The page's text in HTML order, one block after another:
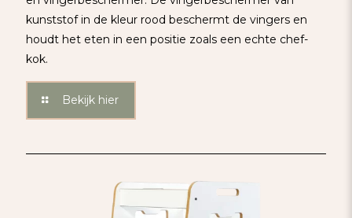
kunststof in de kleur rood beschermt de vingers en
houdt het eten in een positie zoals een echte chef-
kok.
Bekijk hier